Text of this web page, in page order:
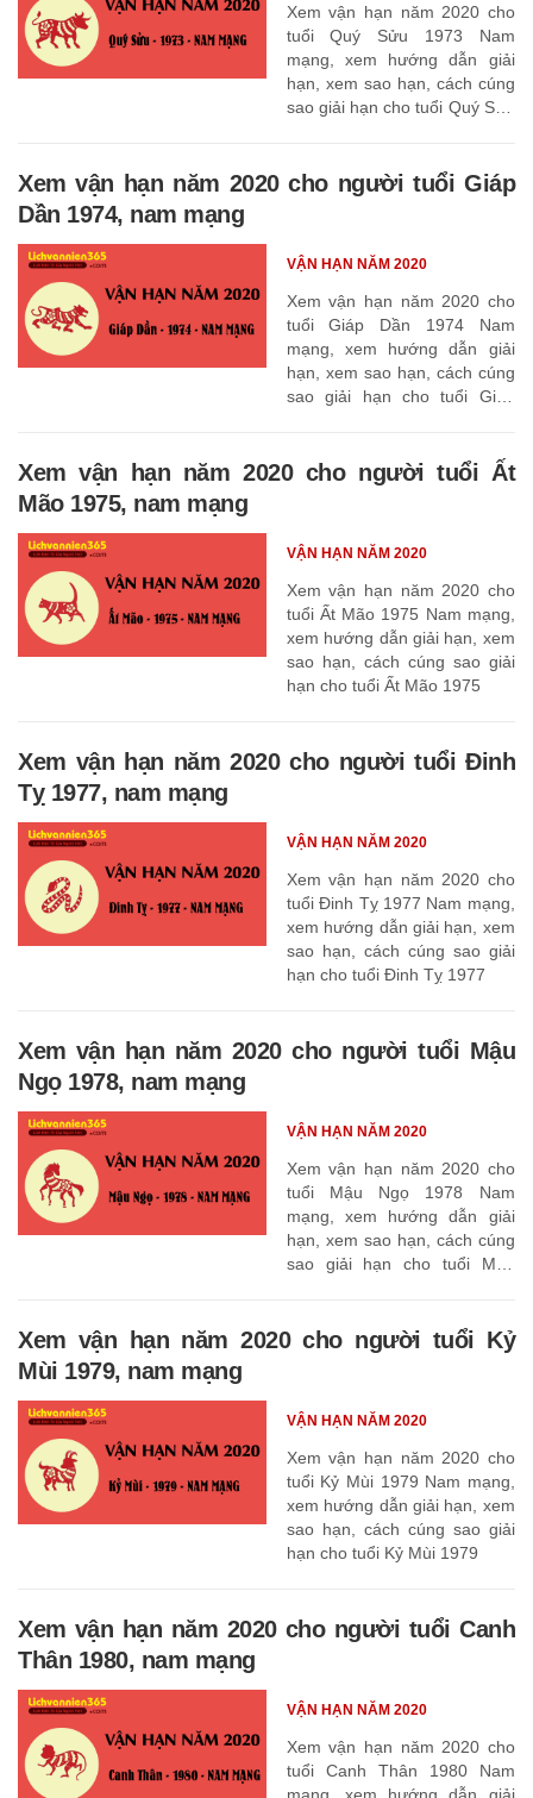
Xem vận hạn năm 2020 cho
tuổi Quý Sửu 1973 Nam
mạng, xem hướng dẫn giải
hạn, xem sao hạn, cách cúng
sao giải hạn cho tuổi Quý Sửu
Xem vận hạn năm 2020 cho người tuổi Giáp
Dần 1974, nam mạng
Xem vận hạn năm 2020 cho
tuổi Giáp Dần 1974 Nam
mạng, xem hướng dẫn giải
hạn, xem sao hạn, cách cúng
sao giải hạn cho tuổi Giáp
VẬN HẠN NĂM 2020
Xem vận hạn năm 2020 cho người tuổi Ất
Mão 1975, nam mạng
Xem vận hạn năm 2020 cho
tuổi Ất Mão 1975 Nam mạng,
xem hướng dẫn giải hạn, xem
sao hạn, cách cúng sao giải
hạn cho tuổi Ất Mão 1975
VẬN HẠN NĂM 2020
Xem vận hạn năm 2020 cho người tuổi Đinh
Tỵ 1977, nam mạng
Xem vận hạn năm 2020 cho
tuổi Đinh Tỵ 1977 Nam mạng,
xem hướng dẫn giải hạn, xem
sao hạn, cách cúng sao giải
hạn cho tuổi Đinh Tỵ 1977
VẬN HẠN NĂM 2020
Xem vận hạn năm 2020 cho người tuổi Mậu
Ngọ 1978, nam mạng
Xem vận hạn năm 2020 cho
tuổi Mậu Ngọ 1978 Nam
mạng, xem hướng dẫn giải
hạn, xem sao hạn, cách cúng
sao giải hạn cho tuổi Mậu
VẬN HẠN NĂM 2020
Xem vận hạn năm 2020 cho người tuổi Kỷ
Mùi 1979, nam mạng
Xem vận hạn năm 2020 cho
tuổi Kỷ Mùi 1979 Nam mạng,
xem hướng dẫn giải hạn, xem
sao hạn, cách cúng sao giải
hạn cho tuổi Kỷ Mùi 1979
VẬN HẠN NĂM 2020
Xem vận hạn năm 2020 cho người tuổi Canh
Thân 1980, nam mạng
Xem vận hạn năm 2020 cho
tuổi Canh Thân 1980 Nam
VẬN HẠN NĂM 2020